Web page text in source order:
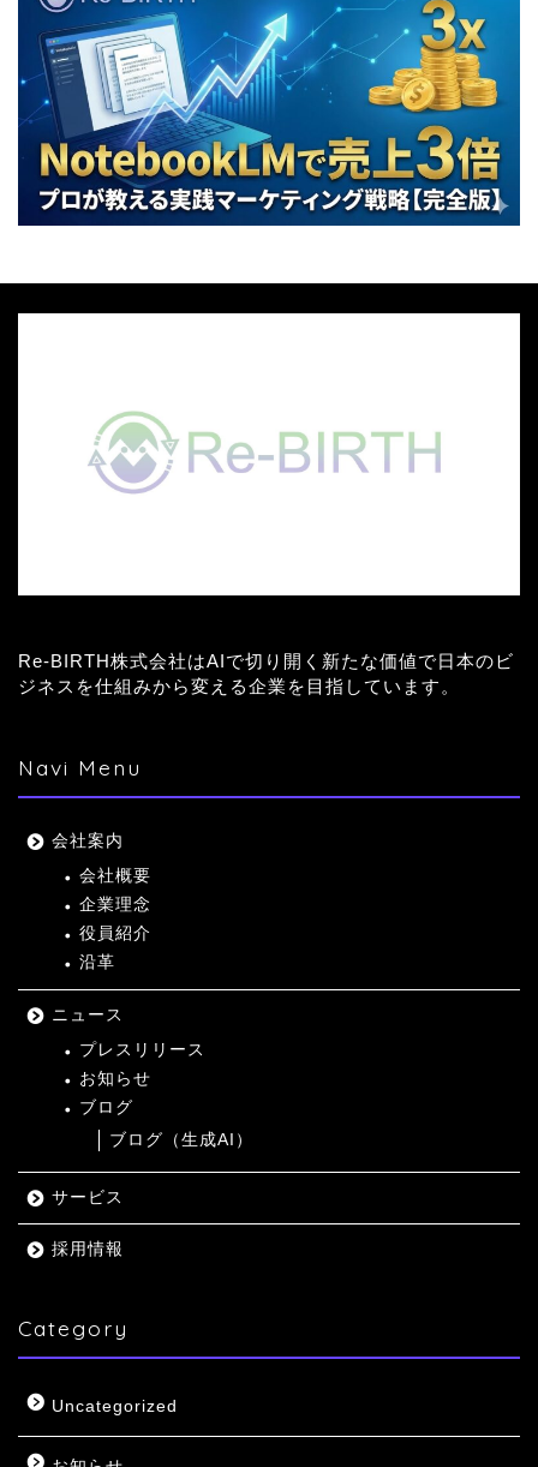
Re-BIRTH株式会社はAIで切り開く新たな価値で日本のビ
ジネスを仕組みから変える企業を目指しています。
Navi Menu
会社案内
会社概要
企業理念
役員紹介
沿革
ニュース
プレスリリース
お知らせ
ブログ
ブログ（生成AI）
サービス
採用情報
Category
Uncategorized